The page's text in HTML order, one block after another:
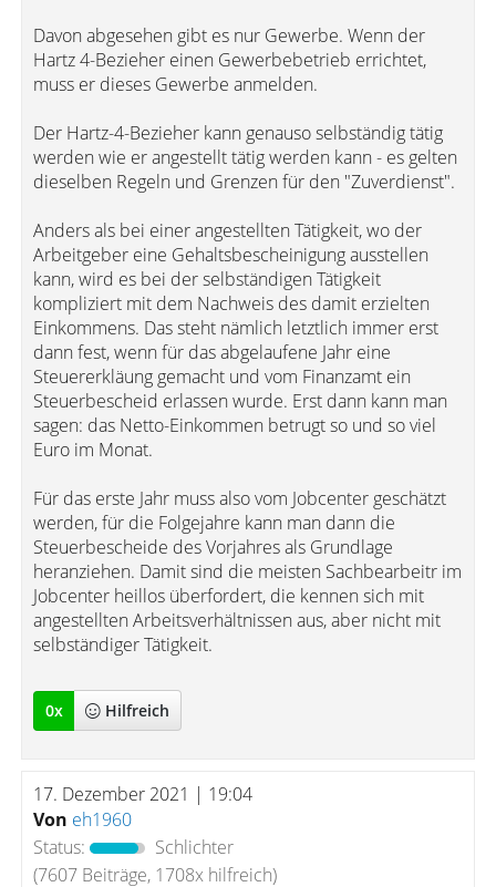
Davon abgesehen gibt es nur Gewerbe. Wenn der
Hartz 4-Bezieher einen Gewerbebetrieb errichtet,
muss er dieses Gewerbe anmelden.
Der Hartz-4-Bezieher kann genauso selbständig tätig
werden wie er angestellt tätig werden kann - es gelten
dieselben Regeln und Grenzen für den "Zuverdienst".
Anders als bei einer angestellten Tätigkeit, wo der
Arbeitgeber eine Gehaltsbescheinigung ausstellen
kann, wird es bei der selbständigen Tätigkeit
kompliziert mit dem Nachweis des damit erzielten
Einkommens. Das steht nämlich letztlich immer erst
dann fest, wenn für das abgelaufene Jahr eine
Steuererkläung gemacht und vom Finanzamt ein
Steuerbescheid erlassen wurde. Erst dann kann man
sagen: das Netto-Einkommen betrugt so und so viel
Euro im Monat.
Für das erste Jahr muss also vom Jobcenter geschätzt
werden, für die Folgejahre kann man dann die
Steuerbescheide des Vorjahres als Grundlage
heranziehen. Damit sind die meisten Sachbearbeitr im
Jobcenter heillos überfordert, die kennen sich mit
angestellten Arbeitsverhältnissen aus, aber nicht mit
selbständiger Tätigkeit.
0x Hilfreich
17. Dezember 2021 | 19:04
Von eh1960
Status:
Schlichter
(7607 Beiträge, 1708x hilfreich)